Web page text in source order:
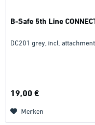
B-Safe 5th Line
DC201 grey, incl.
19,00 €
Merken